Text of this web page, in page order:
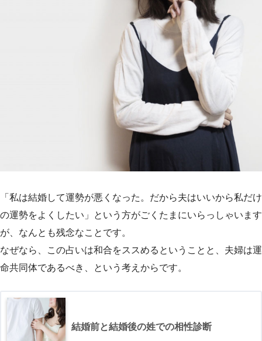
「私は結婚して運勢が悪くなった。だから夫はいいから私だけ
の運勢をよくしたい」という方がごくたまにいらっしゃいます
が、なんとも残念なことです。
なぜなら、この占いは和合をススめるということと、夫婦は運
命共同体であるべき、という考えからです。
結婚前と結婚後の姓での相性診断